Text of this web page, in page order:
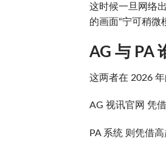
这时候一旦网络
的画面“宁可稍微
AG 与 PA
这两者在 2026
AG 视讯官网 凭
PA 系统 则凭借